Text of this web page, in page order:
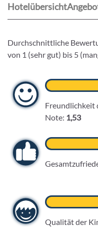
Hotelübersicht
Durchschnittliche
von 1 (sehr gut) bis 5
Note: 1,53
Qualität der